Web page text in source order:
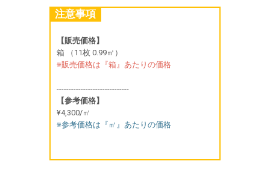
注意事項
【販売価格】
箱 （11枚 0.99㎡）
※販売価格は『箱』あたりの価格
------------------------------
【参考価格】
¥4,300/㎡
※参考価格は『㎡』あたりの価格